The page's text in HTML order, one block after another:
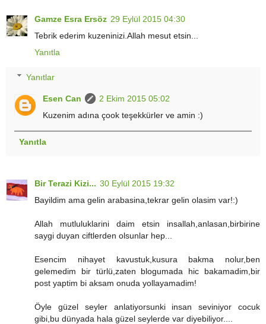
Gamze Esra Ersöz 29 Eylül 2015 04:30
Tebrik ederim kuzeninizi.Allah mesut etsin...
Yanıtla
Yanıtlar
Esen Can
2 Ekim 2015 05:02
Kuzenim adına çook teşekkürler ve amin :)
Yanıtla
Bir Terazi Kizi... 30 Eylül 2015 19:32
Bayildim ama gelin arabasina,tekrar gelin olasim var!:)
Allah mutluluklarini daim etsin insallah,anlasan,birbirine
saygi duyan ciftlerden olsunlar hep...
Esencim nihayet kavustuk,kusura bakma nolur,ben
gelemedim bir türlü,zaten blogumada hic bakamadim,bir
post yaptim bi aksam onuda yollayamadim!
Öyle güzel seyler anlatiyorsunki insan seviniyor cocuk
gibi,bu dünyada hala güzel seylerde var diyebiliyor....